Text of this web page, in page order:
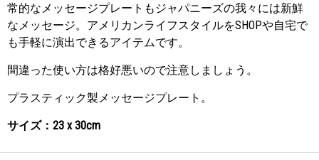
常的なメッセージプレートもジャパニーズの我々には新鮮
なメッセージ。アメリカンライフスタイルをSHOPや自宅で
も手軽に演出できるアイテムです。
間違った使い方は格好悪いので注意しましょう。
プラスティック製メッセージプレート。
サイズ：23 x 30cm